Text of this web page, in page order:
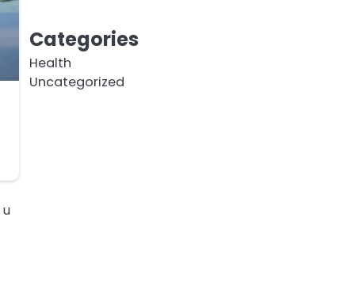
Categories
Health
Uncategorized